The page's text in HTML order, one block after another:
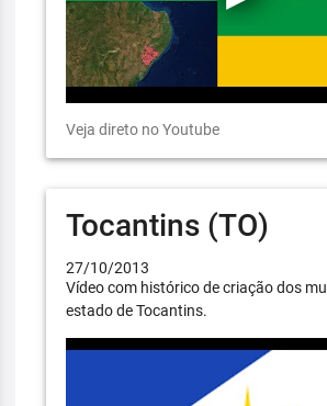
Veja direto no Youtube
Tocantins (TO)
27/10/2013
Vídeo com histórico de criação dos
estado de Tocantins.